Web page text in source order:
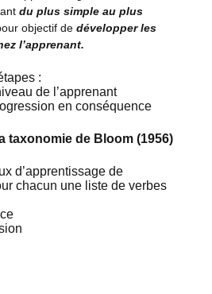
du plus simple au plus
objectif de développer les
l’apprenant.
:
de l’apprenant
en conséquence
taxonomie de Bloom (1956)
d’apprentissage de
chacun une liste de verbes